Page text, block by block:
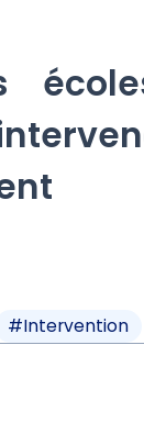
#Intervention